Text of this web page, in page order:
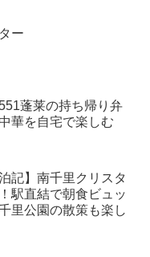
ー
蓬莱の持ち帰り弁
華を自宅で楽しむ
記】南千里クリスタ
駅直結で朝食ビュッ
里公園の散策も楽し